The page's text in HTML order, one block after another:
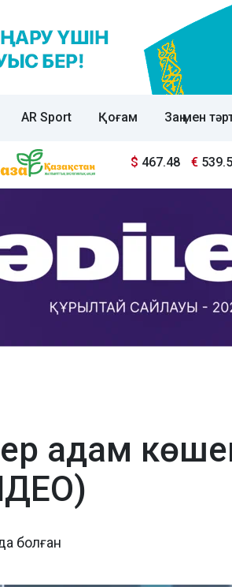
AR Sport Қоғам Заң мен
$ 467.48 €
ер адам
болған